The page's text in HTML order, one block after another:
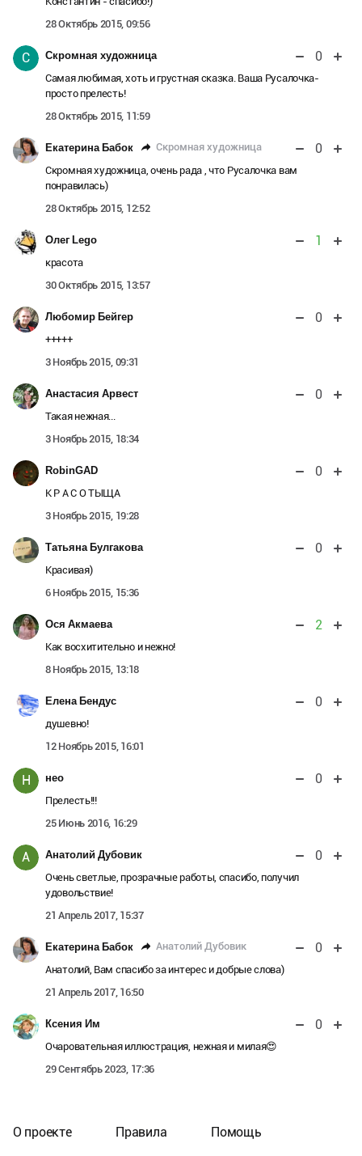
28 Октябрь 2015, 09:56
С Скромная художница 0
Самая любимая, хоть и грустная сказка. Ваша Русалочка-
просто прелесть!
28 Октябрь 2015, 11:59
Екатерина Бабок Скромная художница 0
Скромная художница, очень рада , что Русалочка вам
понравилась)
28 Октябрь 2015, 12:52
Олег Lego 1
красота
30 Октябрь 2015, 13:57
Любомир Бейгер 0
+++++
3 Ноябрь 2015, 09:31
Анастасия Арвест 0
Такая нежная...
3 Ноябрь 2015, 18:34
RobinGAD 0
К Р А С О ТЫЩА
3 Ноябрь 2015, 19:28
Татьяна Булгакова 0
Красивая)
6 Ноябрь 2015, 15:36
Ося Акмаева 2
Как восхитительно и нежно!
8 Ноябрь 2015, 13:18
Елена Бендус 0
душевно!
12 Ноябрь 2015, 16:01
Н нео 0
Прелесть!!!
25 Июнь 2016, 16:29
А Анатолий Дубовик 0
Очень светлые, прозрачные работы, спасибо, получил
удовольствие!
21 Апрель 2017, 15:37
Екатерина Бабок Анатолий Дубовик 0
Анатолий, Вам спасибо за интерес и добрые слова)
21 Апрель 2017, 16:50
Ксения Им 0
Очаровательная иллюстрация, нежная и милая😍
29 Сентябрь 2023, 17:36
О проекте Правила Помощь